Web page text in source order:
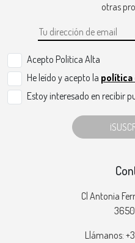
otras
Acepto Politica Alta
He leído y acepto la política
Estoy interesado en recibir
Cl Antonia
Llámanos: